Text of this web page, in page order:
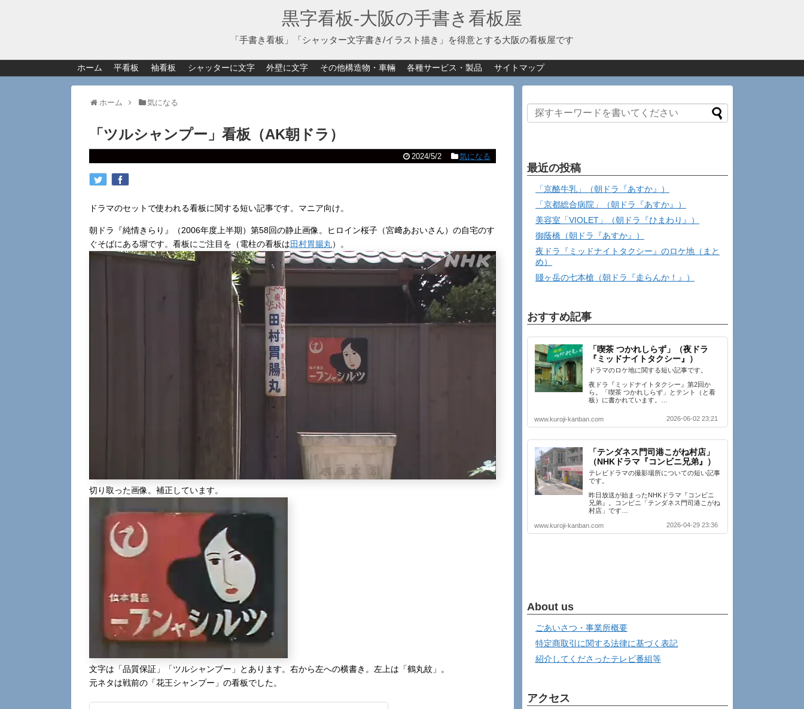
黒字看板‐大阪の手書き看板屋
「手書き看板」「シャッター文字書き/イラスト描き」を得意とする大阪の看板屋です
ホーム 平看板 袖看板 シャッターに文字 外壁に文字 その他構造物・車輛 各種サービス・製品 サイトマップ
ホーム 気になる
「ツルシャンプー」看板（AK朝ドラ）
2024/5/2 気になる
ドラマのセットで使われる看板に関する短い記事です。マニア向け。
朝ドラ『純情きらり』（2006年度上半期）第58回の静止画像。ヒロイン桜子（宮﨑あおいさん）の自宅のす
ぐそばにある塀です。看板にご注目を（電柱の看板は田村胃腸丸）。
切り取った画像。補正しています。
文字は「品質保証」「ツルシャンプー」とあります。右から左への横書き。左上は「鶴丸紋」。
元ネタは戦前の「花王シャンプー」の看板でした。
最近の投稿
「京酪牛乳」（朝ドラ『あすか』）
「京都総合病院」（朝ドラ『あすか』）
美容室「VIOLET」（朝ドラ『ひまわり』）
御蔭橋（朝ドラ『あすか』）
夜ドラ『ミッドナイトタクシー』のロケ地（まと
め）
賤ヶ岳の七本槍（朝ドラ『走らんか！』）
おすすめ記事
「喫茶 つかれしらず」（夜ドラ
『ミッドナイトタクシー』）
ドラマのロケ地に関する短い記事です。
夜ドラ『ミッドナイトタクシー』第2回か
ら。「喫茶 つかれしらず」とテント（と看
板）に書かれています。…
www.kuroji-kanban.com 2026-06-02 23:21
「テンダネス門司港こがね村店」
（NHKドラマ『コンビニ兄弟』）
テレビドラマの撮影場所についての短い記事
です。
昨日放送が始まったNHKドラマ『コンビニ
兄弟』。コンビニ「テンダネス門司港こがね
村店」です…
www.kuroji-kanban.com 2026-04-29 23:36
About us
ごあいさつ・事業所概要
特定商取引に関する法律に基づく表記
紹介してくださったテレビ番組等
アクセス